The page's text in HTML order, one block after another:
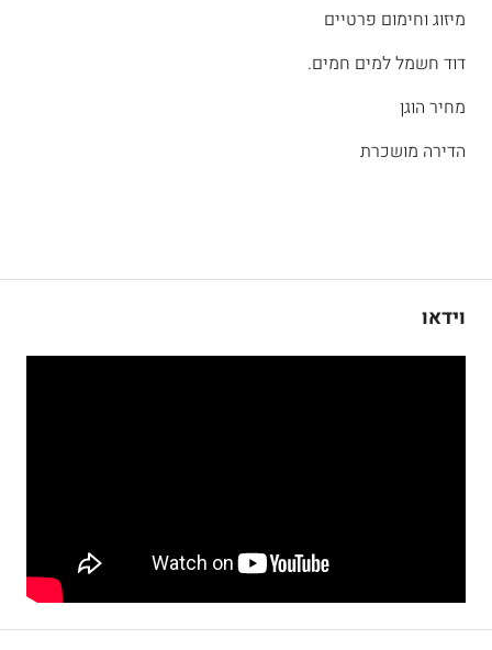
מיזוג וחימום פרטיים
דוד חשמל למים חמים.
מחיר הוגן
הדירה מושכרת
וידאו